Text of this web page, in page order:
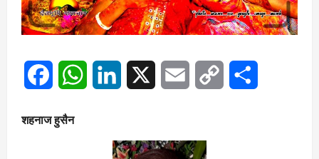
FacebookWhatsAppLinkedIn Email
Copy
शहनाज हुसैन